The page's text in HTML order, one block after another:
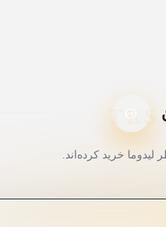
خرید کرده‌اند.